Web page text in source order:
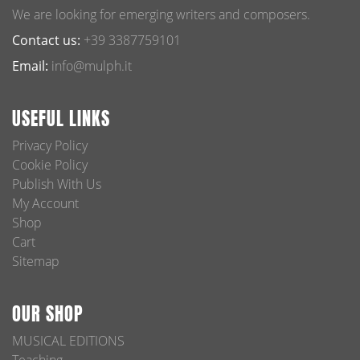
We are looking for emerging writers and composers.
Contact us: +39 3387759101
Email: info@mulph.it
USEFUL LINKS
Privacy Policy
Cookie Policy
Publish With Us
My Account
Shop
Cart
Sitemap
OUR SHOP
MUSICAL EDITIONS